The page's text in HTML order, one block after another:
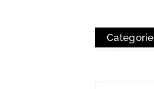
Categorie